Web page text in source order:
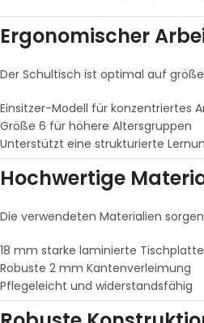
Ergonomischer
Der Schultisch ist optimal auf
Einsitzer-Modell für konzentriertes
Größe 6 für höhere Altersgruppen
Unterstützt eine strukturierte
Hochwertige
Die verwendeten Materialien
18 mm starke laminierte Tischplatte
Robuste 2 mm Kantenverleimung
Pflegeleicht und widerstandsfähig